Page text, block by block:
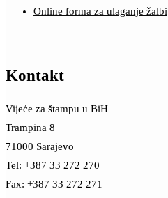
Online forma za ulaganje žalbi
Kontakt
Vijeće za štampu u BiH
Trampina 8
71000 Sarajevo
Tel: +387 33 272 270
Fax: +387 33 272 271